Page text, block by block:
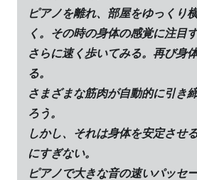
ピアノを離れ、部屋をゆっくり
く。その時の身体の感覚に注目す
さらに速く歩いてみる。再び身
る。
さまざまな筋肉が自動的に引き
ろう。
しかし、それは身体を安定させ
にすぎない。
ピアノで大きな音の速いパッセ